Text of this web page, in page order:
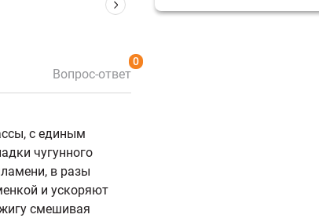
Вопрос-ответ
0
с единым
чугунного
в разы
и ускоряют
смешивая